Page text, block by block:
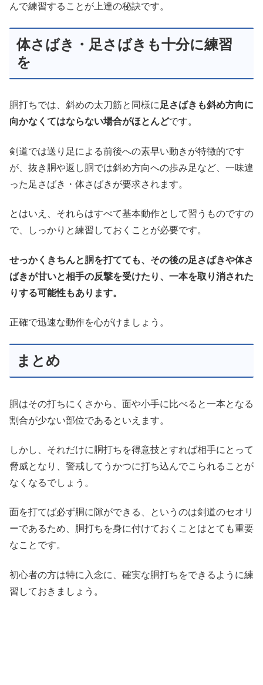
んで練習することが上達の秘訣です。
体さばき・足さばきも十分に練習
を
胴打ちでは、斜めの太刀筋と同様に 足さばきも斜め方向に
向かなくてはならない場合がほとんどです。
剣道では送り足による前後への素早い動きが特徴的です
が、抜き胴や返し胴では斜め方向への歩み足など、一味違
った足さばき・体さばきが要求されます。
とはいえ、それらはすべて基本動作として習うものですの
で、しっかりと練習しておくことが必要です。
せっかくきちんと胴を打てても、その後の足さばきや体さ
ばきが甘いと相手の反撃を受けたり、一本を取り消された
りする可能性もあります。
正確で迅速な動作を心がけましょう。
まとめ
胴はその打ちにくさから、面や小手に比べると一本となる
割合が少ない部位であるといえます。
しかし、それだけに胴打ちを得意技とすれば相手にとって
脅威となり、警戒してうかつに打ち込んでこられることが
なくなるでしょう。
面を打てば必ず胴に隙ができる、というのは剣道のセオリ
ーであるため、胴打ちを身に付けておくことはとても重要
なことです。
初心者の方は特に入念に、確実な胴打ちをできるように練
習しておきましょう。